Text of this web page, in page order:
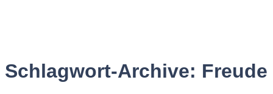
Schlagwort-Archive: Freude